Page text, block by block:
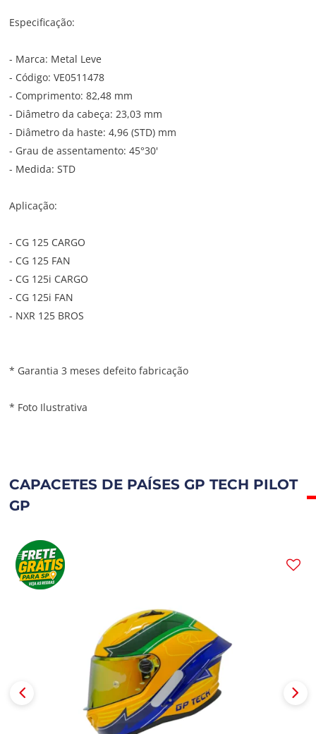
Especificação:
- Marca: Metal Leve
- Código: VE0511478
- Comprimento: 82,48 mm
- Diâmetro da cabeça: 23,03 mm
- Diâmetro da haste: 4,96 (STD) mm
- Grau de assentamento: 45°30'
- Medida: STD
Aplicação:
- CG 125 CARGO
- CG 125 FAN
- CG 125i CARGO
- CG 125i FAN
- NXR 125 BROS
* Garantia 3 meses defeito fabricação
* Foto Ilustrativa
CAPACETES DE PAÍSES GP TECH PILOT
GP